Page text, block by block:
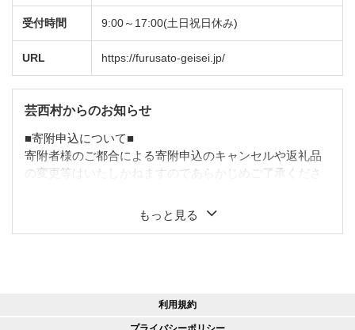
受付時間 9:00～17:00(土日祝日休み)
URL https://furusato-geisei.jp/
芸西村からのお知らせ
■寄附申込について■
寄附者様のご都合による寄附申込のキャンセルや返礼品
の変更等はいたしかねますのであらかじめご了承くださ
また、寄附者様の名義変更をご希望の場合は、お問い合
わせ先までご連絡ください。
後２週間程度で返礼品とは別に郵送いたします。
もっと見る
利用規約